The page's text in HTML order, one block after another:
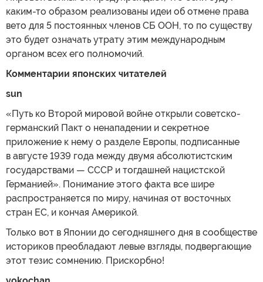
каким-то образом реализованы идеи об отмене права
вето для 5 постоянных членов СБ ООН, то по существу
это будет означать утрату этим международным
органом всех его полномочий.
Комментарии японских читателей
sun
«Путь ко Второй мировой войне открыли советско-
германский Пакт о ненападении и секретное
приложение к нему о разделе Европы, подписанные
в августе 1939 года между двумя абсолютистским
государствами — СССР и тогдашней нацистской
Германией». Понимание этого факта все шире
распространяется по миру, начиная от восточных
стран ЕС, и кончая Америкой.
Только вот в Японии до сегодняшнего дня в сообществе
историков преобладают левые взгляды, подвергающие
этот тезис сомнению. Прискорбно!